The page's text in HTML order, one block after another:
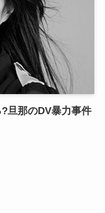
旦那のDV暴力事件